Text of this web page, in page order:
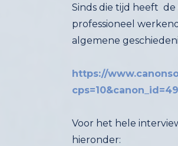
Sinds die tijd heeft
professioneel
algemene
https://
Voor het hele
hieronder: